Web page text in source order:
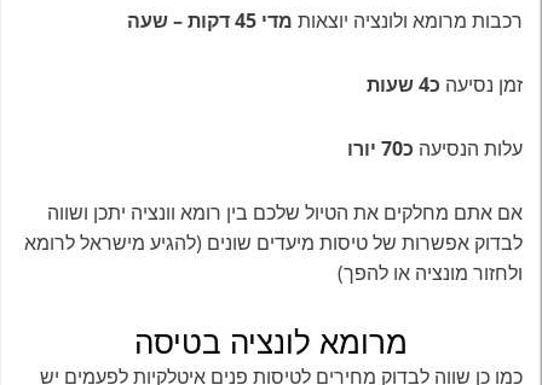
רכבות מרומא ולונציה יוצאות מדי 45 דקות – שעה
זמן נסיעה כ4 שעות
עלות הנסיעה כ70 יורו
אם אתם מחלקים את הטיול שלכם בין רומא וונציה יתכן ושווה
לבדוק אפשרות של טיסות מיעדים שונים (להגיע מישראל לרומא
ולחזור מונציה או להפך)
מרומא לונציה בטיסה
כמו כן שווה לבדוק מחירים לטיסות פנים איטלקיות לפעמים יש